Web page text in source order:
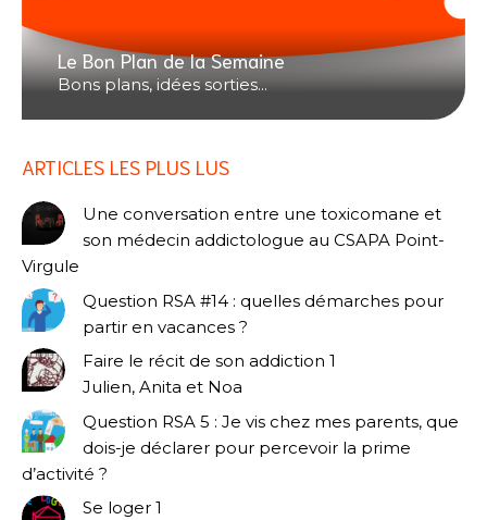
Le Bon Plan de la Semaine
Bons plans, idées sorties...
ARTICLES LES PLUS LUS
Une conversation entre une toxicomane et
son médecin addictologue au CSAPA Point-
Virgule
Question RSA #14 : quelles démarches pour
partir en vacances ?
Faire le récit de son addiction 1
Julien, Anita et Noa
Question RSA 5 : Je vis chez mes parents, que
dois-je déclarer pour percevoir la prime
d’activité ?
Se loger 1